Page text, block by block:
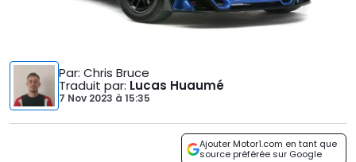
Par: Chris Bruce
Traduit par: Lucas Huaumé
7 Nov 2023 à 15:35
Ajouter Motor1.com en tant que
source préférée sur Google